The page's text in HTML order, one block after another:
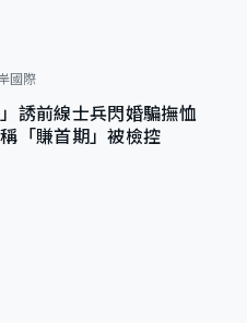
國際
誘前線士兵閃婚騙撫恤
「賺首期」被檢控